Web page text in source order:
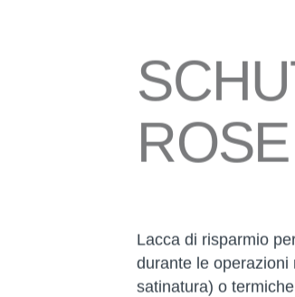
Lacca di risparmio
durante le
satinatura) o